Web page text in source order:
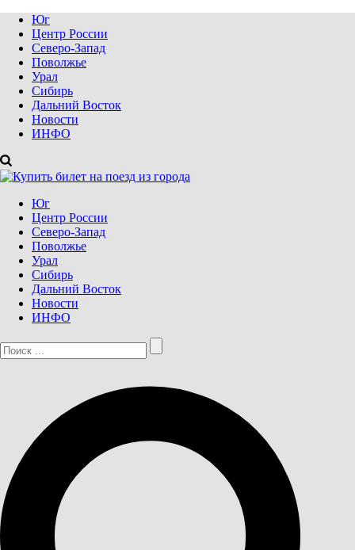
Юг
Центр России
Северо-Запад
Поволжье
Урал
Сибирь
Дальний Восток
Новости
ИНФО
Юг
Центр России
Северо-Запад
Поволжье
Урал
Сибирь
Дальний Восток
Новости
ИНФО